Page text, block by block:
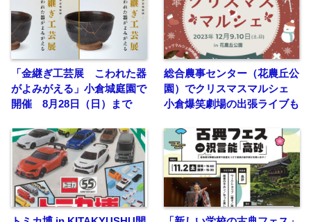
「金継ぎ工芸展 こわれた器
がよみがえる」小倉城庭園で
開催 8月28日（日）まで
総合農事センター（花農丘公
園）でクリスマスマルシェ
小倉爆笑劇場の出張ライブも